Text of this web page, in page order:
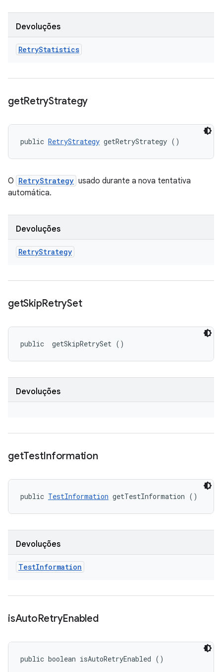
Devoluções
RetryStatistics
getRetryStrategy
public RetryStrategy getRetryStrategy ()
O RetryStrategy usado durante a nova tentativa
automática.
Devoluções
RetryStrategy
getSkipRetrySet
public getSkipRetrySet ()
Devoluções
getTestInformation
public TestInformation getTestInformation ()
Devoluções
TestInformation
isAutoRetryEnabled
public boolean isAutoRetryEnabled ()